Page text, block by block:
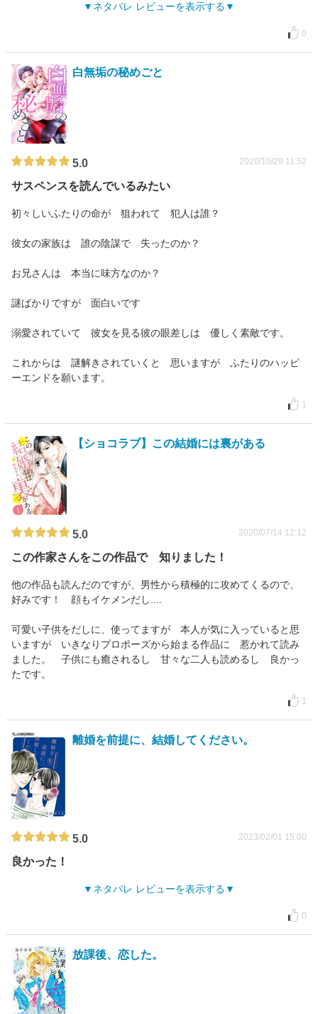
ネタバレ レビューを表示する
0
白無垢の秘めごと
5.0 2020/10/29 11:52
サスペンスを読んでいるみたい
初々しいふたりの命が 狙われて 犯人は誰？
彼女の家族は 誰の陰謀で 失ったのか？
お兄さんは 本当に味方なのか？
謎ばかりですが 面白いです
溺愛されていて 彼女を見る彼の眼差しは 優しく素敵です。
これからは 謎解きされていくと 思いますが ふたりのハッピ
ーエンドを願います。
1
【ショコラブ】この結婚には裏がある
5.0 2020/07/14 12:12
この作家さんをこの作品で 知りました！
他の作品も読んだのですが、男性から積極的に攻めてくるので、
好みです！ 顔もイケメンだし....
可愛い子供をだしに、使ってますが 本人が気に入っていると思
いますが いきなりプロポーズから始まる作品に 惹かれて読み
ました。 子供にも癒されるし 甘々な二人も読めるし 良かっ
たです。
1
離婚を前提に、結婚してください。
5.0 2023/02/01 15:00
良かった！
ネタバレ レビューを表示する
0
放課後、恋した。